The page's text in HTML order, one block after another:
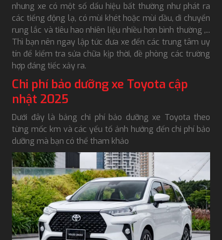
nhưng xe có một số dấu hiệu bất thường như phát ra
các tiếng động lạ, có mùi khét hoặc mùi dầu, di chuyển
rung lắc và tiêu hao nhiên liệu nhiều hơn bình thường ,...
Thì bạn nên ngay lập tức đưa xe đến các trung tâm uy
tín để kiểm tra sửa chữa kịp thời, đề phòng các trường
hợp đáng tiếc xảy ra.
Chi phí bảo dưỡng xe Toyota cập
nhật 2025
Dưới đây là bảng chi phí bảo dưỡng xe Toyota theo
từng mốc km và các yếu tố ảnh hưởng đến chi phí bảo
dưỡng mà bạn có thể tham khảo